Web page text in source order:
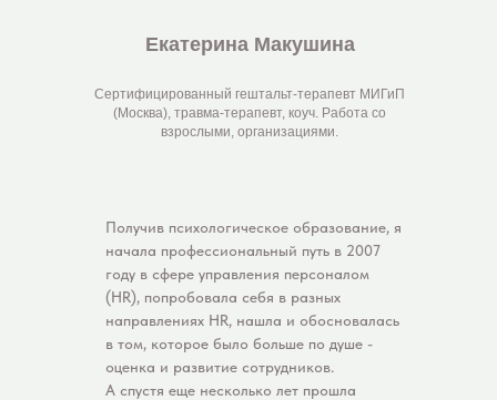
Сертифицированный гештальт-терапевт МИГиП
(Москва), травма-терапевт, коуч. Работа со
взрослыми, организациями.
Получив психологическое образование, я
начала профессиональный путь в 2007
году в сфере управления персоналом
(HR), попробовала себя в разных
направлениях HR, нашла и обосновалась
в том, которое было больше по душе -
оценка и развитие сотрудников.
А спустя еще несколько лет прошла
Екатерина Макушина